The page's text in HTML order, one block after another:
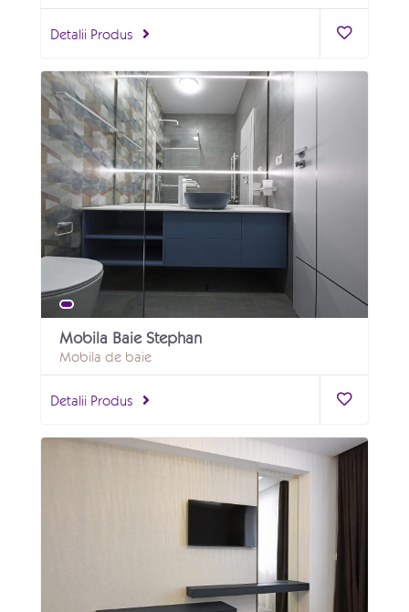
Detalii Produs
Mobila Baie Stephan
Mobila de baie
Detalii Produs